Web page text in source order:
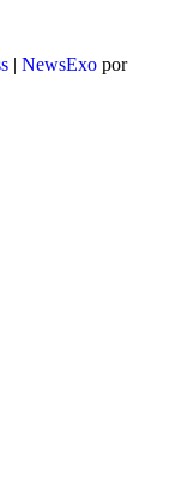
| NewsExo por